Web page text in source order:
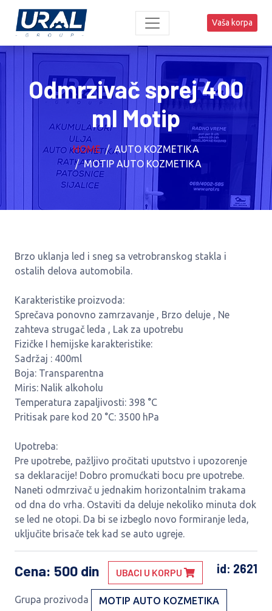
Vaša korpa
Odmrzivač sprej 400
ml Motip
HOME
AUTO KOZMETIKA
MOTIP AUTO KOZMETIKA
Brzo uklanja led i sneg sa vetrobranskog stakla i
ostalih delova automobila.
Karakteristike proizvoda:
Sprečava ponovno zamrzavanje , Brzo deluje , Ne
zahteva strugač leda , Lak za upotrebu
Fizičke I hemijske karakteristike:
Sadržaj : 400ml
Boja: Transparentna
Miris: Nalik alkoholu
Temperatura zapaljivosti: 398 °C
Pritisak pare kod 20 °C: 3500 hPa
Upotreba:
Pre upotrebe, pažljivo pročitati uputstvo i upozorenje
sa deklaracije! Dobro promućkati bocu pre upotrebe.
Naneti odmrzivač u jednakim horizontalnim trakama
od dna do vrha. Ostaviti da deluje nekoliko minuta dok
se led ne otopi. Da bi se izbeglo novo formiranje leda,
uključite brisače tek kad se auto ugreje.
Cena: 500 din id: 2621
UBACI U KORPU
Grupa prozivoda MOTIP AUTO KOZMETIKA